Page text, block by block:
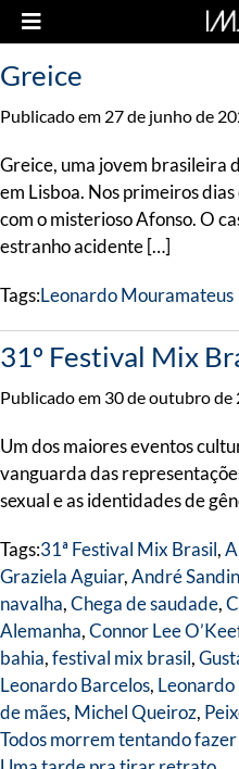
Greice
Publicado em 27 de junho de
Greice, uma jovem brasileira
em Lisboa. Nos primeiros
com o misterioso Afonso. O
estranho acidente […]
Tags:Leonardo Mouramateus
31º Festival Mix
Publicado em 30 de outubro de
Um dos maiores eventos
vanguarda das
sexual e as identidades de
Tags:31ª Festival Mix Brasil,
Graziela Aguiar,André
navalha,Chega de saudade,
Alemanha,Connor Lee
bahia,festival mix brasil,
Leonardo Barcelos,
de mães, Michel Queiroz,
Todos morrem tentando